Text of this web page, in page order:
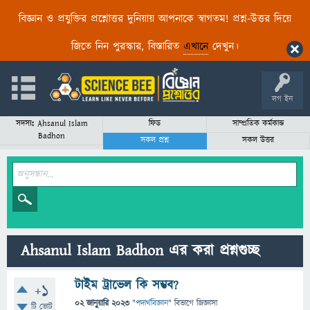
বিজ্ঞান ও প্রযুক্তির প্রশ্নোত্তর দুনিয়ায় আপনাকে স্বাগতম! প্রশ্ন-উত্তর দিয়ে
জিতে নিন পুরস্কার, বিস্তারিত এখানেদেখুন।
লগ ইন
সদস্যঃ Ahsanul Islam
Badhon
ফিড
সাম্প্রতিক কর্মকান্ড
সকল প্রশ্ন
সকল উত্তর
Ahsanul Islam Badhon এর করা প্রশ্নগুচ্ছ
+1
টি ভোট
টাইম ট্রাভেল কি সম্ভব?
02 জানুয়ারি 2023 "পদার্থবিজ্ঞান" বিভাগে জিজ্ঞাসা